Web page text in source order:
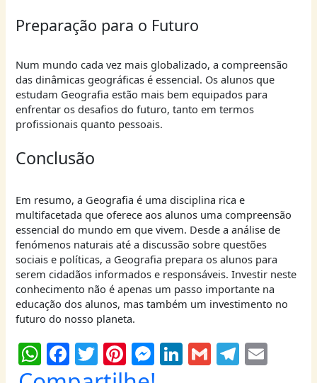
Preparação para o Futuro
Num mundo cada vez mais globalizado, a compreensão
das dinâmicas geográficas é essencial. Os alunos que
estudam Geografia estão mais bem equipados para
enfrentar os desafios do futuro, tanto em termos
profissionais quanto pessoais.
Conclusão
Em resumo, a Geografia é uma disciplina rica e
multifacetada que oferece aos alunos uma compreensão
essencial do mundo em que vivem. Desde a análise de
fenómenos naturais até a discussão sobre questões
sociais e políticas, a Geografia prepara os alunos para
serem cidadãos informados e responsáveis. Investir neste
conhecimento não é apenas um passo importante na
educação dos alunos, mas também um investimento no
futuro do nosso planeta.
W
h
F
a
T
w
Pi
nt
M Li G T